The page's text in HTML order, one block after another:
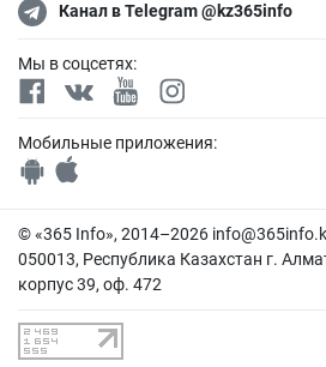
Канал в Telegram @kz365info
Мы в соцсетях:
Мобильные приложения:
© «365 Info», 2014–2026
050013, Республика Казахстан г.
корпус 39, оф. 472